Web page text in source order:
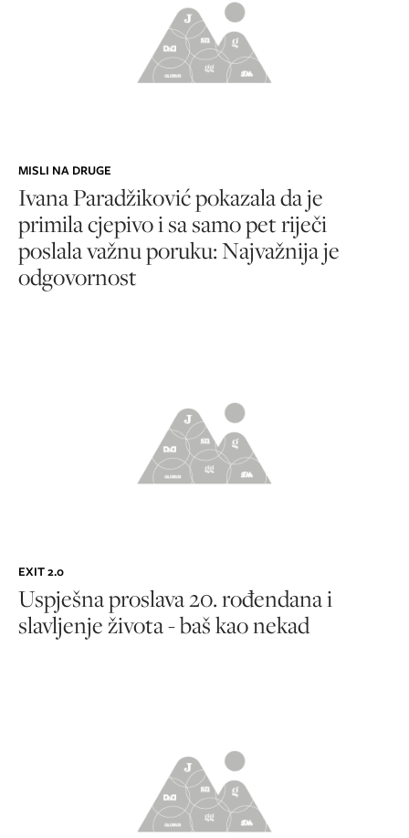
MISLI NA DRUGE
Ivana Paradžiković pokazala da je
primila cjepivo i sa samo pet riječi
poslala važnu poruku: Najvažnija je
odgovornost
EXIT 2.0
Uspješna proslava 20. rođendana i
slavljenje života - baš kao nekad